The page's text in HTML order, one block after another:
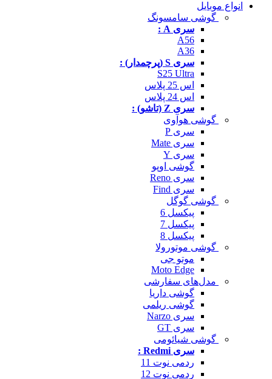
انواع موبایل
گوشی سامسونگ
سری A :
A56
A36
سری S (پرچمدار) :
S25 Ultra
اس 25 پلاس
اس 24 پلاس
سری Z (تاشو) :
گوشی هوآوی
سری P
سری Mate
سری Y
گوشی اوپو
سری Reno
سری Find
گوشی گوگل
پیکسل 6
پیکسل 7
پیکسل 8
گوشی موتورولا
موتو جی
Moto Edge
مدل‌های سفارشی
گوشی داریا
گوشی ریلمی
سری Narzo
سری GT
گوشی شیائومی
سری Redmi :
ردمی نوت 11
ردمی نوت 12